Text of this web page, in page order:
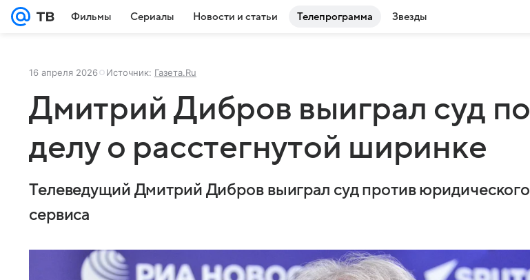
Фильмы Сериалы Новости и статьи Телепрограмма Звезды
16 апреля 2026 Источник: Газета.Ru
Дмитрий Дибров выиграл суд по
делу о расстегнутой ширинке
Телеведущий Дмитрий Дибров выиграл суд против юридического
сервиса